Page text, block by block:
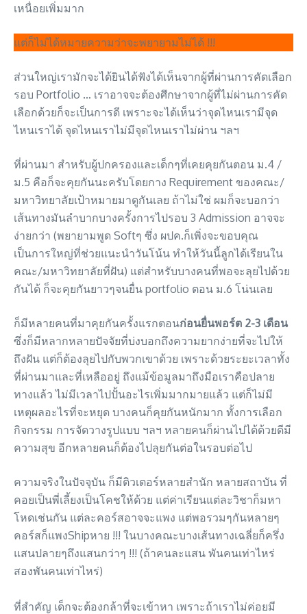
เหนื่อยเพิ่มมาก
แต่ก็ไม่ได้หมายความว่าจะพยายามไม่ได้ !!!
ส่วนใหญ่เรามักจะได้ยินได้ฟังได้เห็นจากผู้ที่ผ่านการคัดเลือก
รอบ Portfolio … เราอาจจะต้องศึกษาจากผู้ที่ไม่ผ่านการคัด
เลือกด้วยก็จะเป็นการดี เพราะจะได้เห็นว่าจุดไหนเรามีจุด
ไหนเราได้ จุดไหนเราไม่มีจุดไหนเราไม่ผ่าน ฯลฯ
ที่ผ่านมา สำหรับผู้ปกครองและเด็กๆที่เคยคุยกันตอน ม.4 /
ม.5 คือก็จะคุยกันนะครับโดยกาง Requirement ของคณะ/
มหาวิทยาลัยเป้าหมายมาดูกันเลย ถ้าไม่ใช่ ผมก็จะบอกว่า
เส้นทางมันลำบากบางครั้งการไปรอบ 3 Admission อาจจะ
ง่ายกว่า (พยายามพูด Softๆ ซึ่ง ผปค.ก็เพิ่งจะขอบคุณ
เป็นการใหญ่ที่ช่วยแนะนำวันโน้น ทำให้วันนี้ลูกได้เรียนใน
คณะ/มหาวิทยาลัยที่ฝัน) แต่สำหรับบางคนที่พอจะลุยไปด้วย
กันได้ ก็จะคุยกันยาวๆจนยื่น portfolio ตอน ม.6 โน่นเลย
ก็มีหลายคนที่มาคุยกันครั้งแรกตอนก่อนยื่นพอร์ต 2-3 เดือน
ซึ่งก็มีหลากหลายปัจจัยที่บ่งบอกถึงความยากง่ายที่จะไปให้
ถึงฝัน แต่ก็ต้องลุยไปกับพวกเขาด้วย เพราะด้วยระยะเวลาทั้ง
ที่ผ่านมาและที่เหลืออยู่ ถึงแม้ข้อมูลมาถึงมือเราคือปลาย
ทางแล้ว ไม่มีเวลาไปปั้นอะไรเพิ่มมากมายแล้ว แต่ก็ไม่มี
เหตุผลอะไรที่จะหยุด บางคนก็คุยกันหนักมาก ทั้งการเลือก
กิจกรรม การจัดวางรูปแบบ ฯลฯ หลายคนก็ผ่านไปได้ด้วยดีมี
ความสุข อีกหลายคนก็ต้องไปลุยกันต่อในรอบต่อไป
ความจริงในปัจจุบัน ก็มีติวเตอร์หลายสำนัก หลายสถาบัน ที่
คอยเป็นพี่เลี้ยงเป็นโคชให้ด้วย แต่ค่าเรียนแต่ละวิชาก็มหา
โหดเช่นกัน แต่ละคอร์สอาจจะแพง แต่พอรวมๆกันหลายๆ
คอร์สก็แพงShipหาย !!! ในบางคณะบางเส้นทางเฉลี่ยก็ครึ่ง
แสนปลายๆถึงแสนกว่าๆ !!! (ถ้าคนละแสน พันคนเท่าไหร่
สองพันคนเท่าไหร่)
ที่สำคัญ เด็กจะต้องกล้าที่จะเข้าหา เพราะถ้าเราไม่ค่อยมี